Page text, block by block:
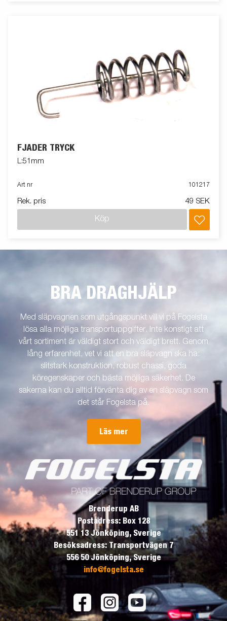
FJÄDER TRYCK
L:51mm
Art nr 101217
Rek. pris 49 SEK
Köp
BRA DRAGHJÄLP
Med släpvagnen som utgångspunkt vill vi på Fogelsta
lösa alla möjliga transportuppgifter. Inte konstigt att
vårt sortiment är väldigt stort och väldigt brett. Genom
lång erfarenhet, vet vi att en bra släpvagn ska ha:
slitstark konstruktion, robust chassi, goda
köregenskaper och bästa möjliga säkerhet. De
sakerna kan du alltid förvänta dig av en släpvagn som
det står Fogelsta på.
Läs mer
Brenderup AB
Postadress: Box 128
551 13 Jönköping, Sverige
Besöksadress: Transportvägen 7
556 50 Jönköping, Sverige
info@fogelsta.se